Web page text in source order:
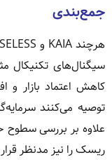
جمع‌بندی
کاهش اعتماد بازار
توصیه می‌کنند
علاوه بر بررسی سطوح
ریسک را نیز مدنظر